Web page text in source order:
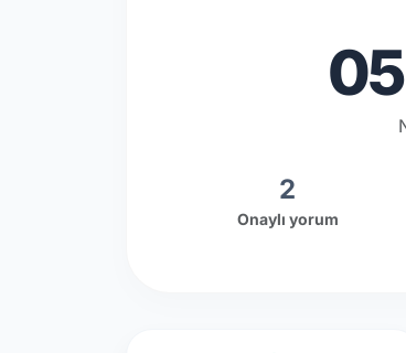
2
Onaylı yorum